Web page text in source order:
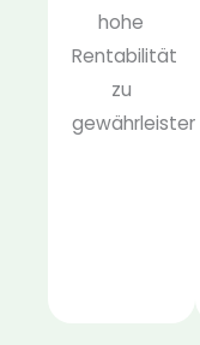
hohe
Rentabilität
zu
gewährleisten.